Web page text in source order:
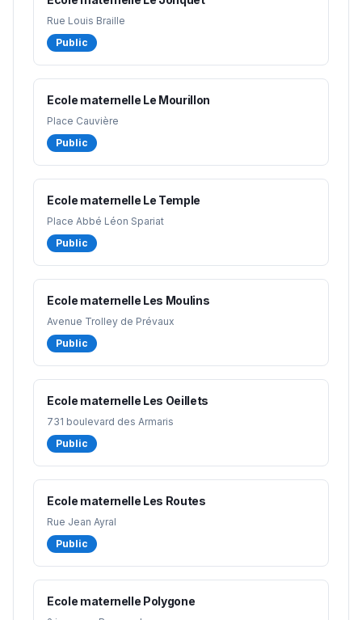
Rue Louis Braille
Public
Ecole maternelle Le Mourillon
Place Cauvière
Public
Ecole maternelle Le Temple
Place Abbé Léon Spariat
Public
Ecole maternelle Les Moulins
Avenue Trolley de Prévaux
Public
Ecole maternelle Les Oeillets
731 boulevard des Armaris
Public
Ecole maternelle Les Routes
Rue Jean Ayral
Public
Ecole maternelle Polygone